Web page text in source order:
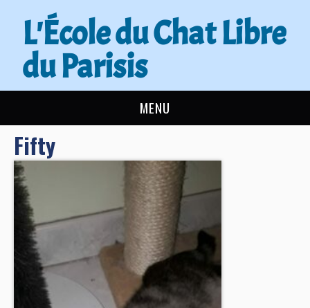
L'École du Chat Libre
du Parisis
MENU
L’ÉCOLE DU CHAT
ACTUALITÉS
ADOPTER
NOUS AIDER
CONTACT
Fifty